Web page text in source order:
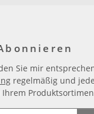
Sie mir
regelmäßig und